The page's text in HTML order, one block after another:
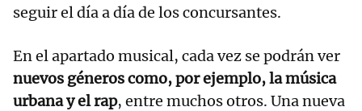
seguir el día a día de los concursantes.
En el apartado musical, cada vez se podrán ver
nuevos géneros como, por ejemplo, la música
urbana y el rap, entre muchos otros. Una nueva